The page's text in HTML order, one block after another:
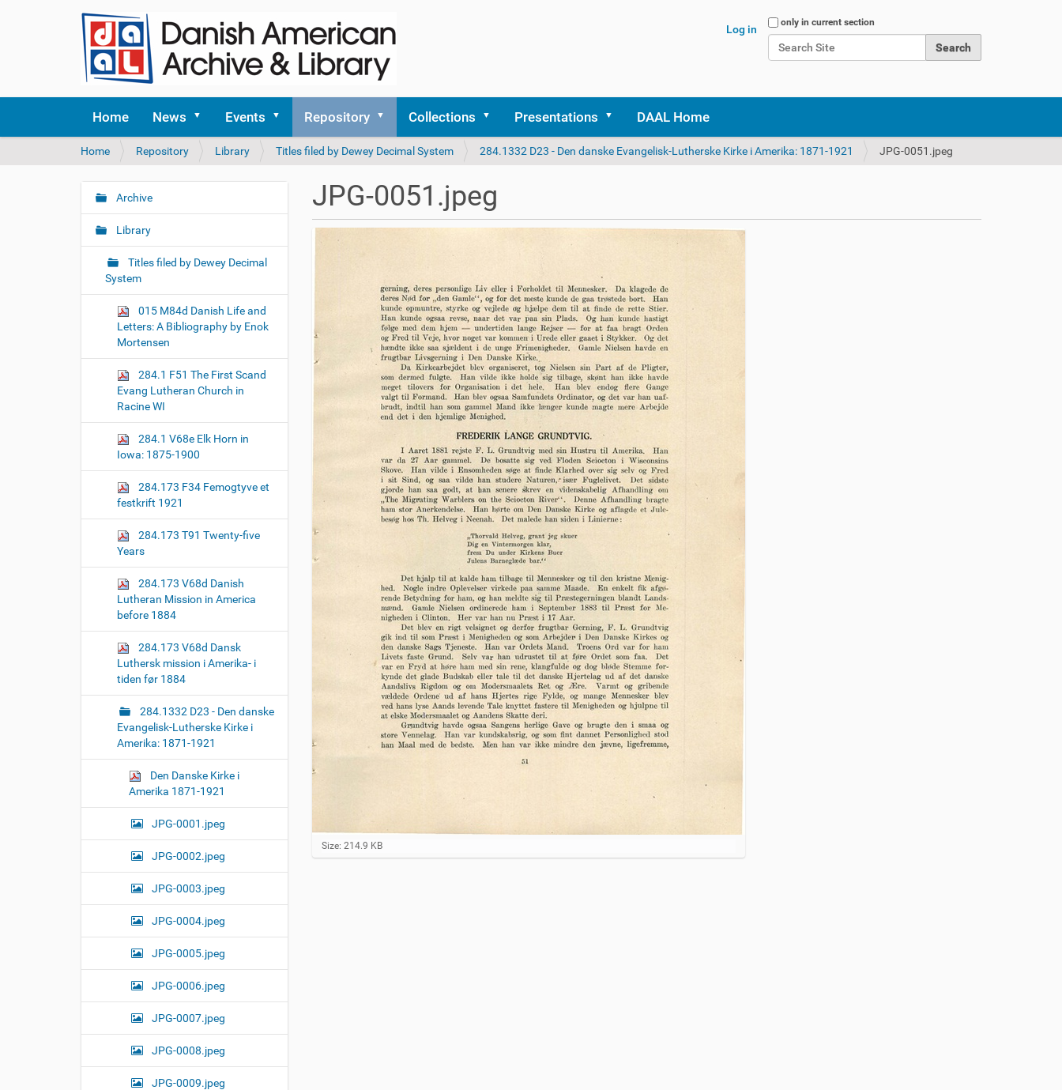
Search Site
only in current section
Log in
Home News Events Repository Collections Presentations DAAL Home
Y
u
r
h
e
Home Repository Library Titles filed by Dewey Decimal System 284.1332 D23 - Den danske Evangelisk-Lutherske Kirke i Amerika: 1871-1921 JPG-0051.jpeg
JPG-0051.jpeg
C
l
Size: 214.9 KB
N
a
o
Archive
Library
Titles filed by Dewey Decimal
System
015 M84d Danish Life and
Letters: A Bibliography by Enok
Mortensen
284.1 F51 The First Scand
Evang Lutheran Church in
Racine WI
284.1 V68e Elk Horn in
Iowa: 1875-1900
284.173 F34 Femogtyve et
festkrift 1921
284.173 T91 Twenty-five
Years
284.173 V68d Danish
Lutheran Mission in America
before 1884
284.173 V68d Dansk
Luthersk mission i Amerika- i
tiden før 1884
284.1332 D23 - Den danske
Evangelisk-Lutherske Kirke i
Amerika: 1871-1921
Den Danske Kirke i
Amerika 1871-1921
JPG-0001.jpeg
JPG-0002.jpeg
JPG-0003.jpeg
JPG-0004.jpeg
JPG-0005.jpeg
JPG-0006.jpeg
JPG-0007.jpeg
JPG-0008.jpeg
JPG-0009.jpeg